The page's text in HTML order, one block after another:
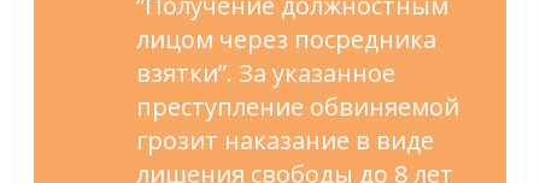
лицом через посредника
взятки”. За указанное
преступление обвиняемой
грозит наказание в виде
лишения свободы до 8 лет